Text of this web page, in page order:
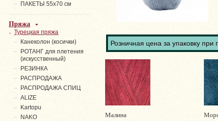
Розничная цена за упаковку при
Малина
ПАКЕТЫ 55х70 см
Пряжа
Турецкая пряжа
Канеколон (косички)
РОТАНГ для плетения
(искусственный)
PЕЗИНКА
РАСПРОДАЖА
РАСПРОДАЖА СПИЦ
ALIZE
Kartopu
NAKO